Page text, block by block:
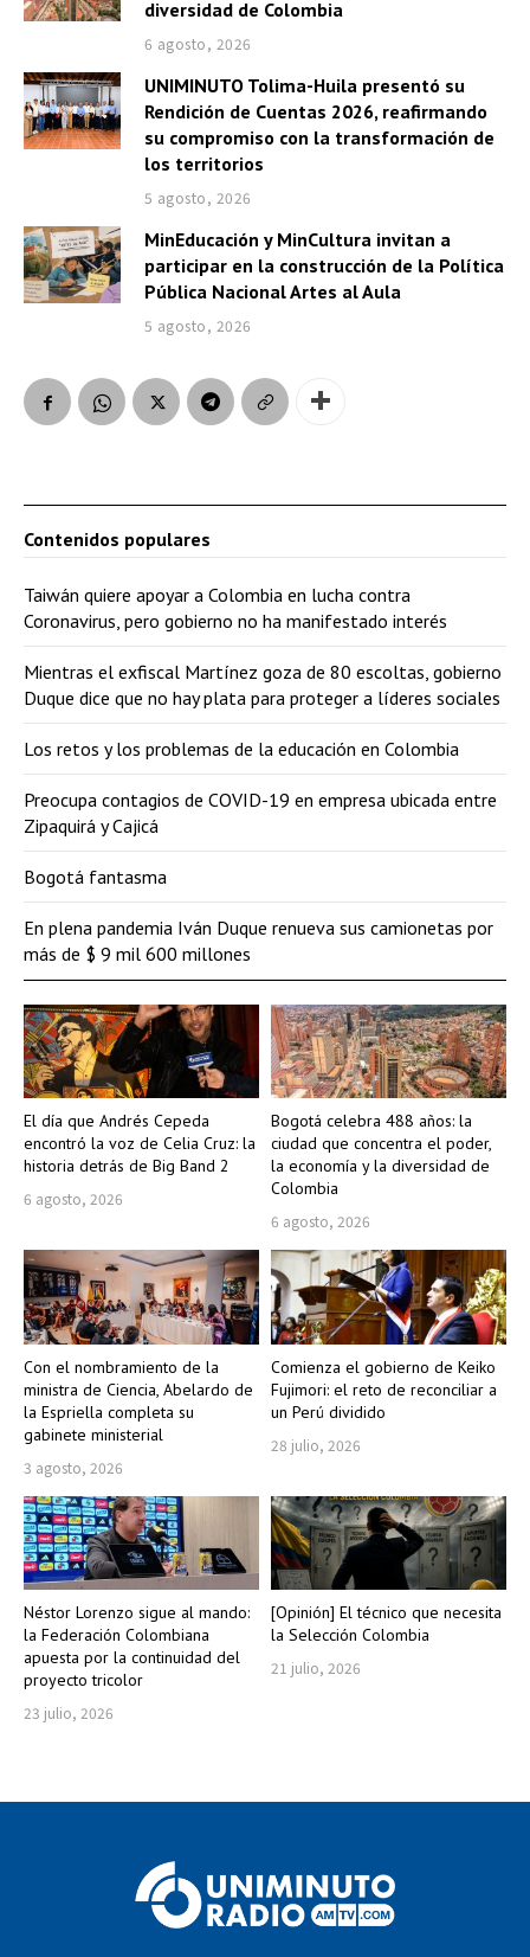
diversidad de Colombia
6 agosto, 2026
UNIMINUTO Tolima-Huila presentó su
Rendición de Cuentas 2026, reafirmando
su compromiso con la transformación de
los territorios
5 agosto, 2026
MinEducación y MinCultura invitan a
participar en la construcción de la Política
Pública Nacional Artes al Aula
5 agosto, 2026
El día que Andrés Cepeda
encontró la voz de Celia Cruz: la
historia detrás de Big Band 2
6 agosto, 2026
Bogotá celebra 488 años: la
ciudad que concentra el poder,
la economía y la diversidad de
Colombia
6 agosto, 2026
Con el nombramiento de la
ministra de Ciencia, Abelardo de
la Espriella completa su
gabinete ministerial
3 agosto, 2026
Comienza el gobierno de Keiko
Fujimori: el reto de reconciliar a
un Perú dividido
28 julio, 2026
Néstor Lorenzo sigue al mando:
la Federación Colombiana
apuesta por la continuidad del
proyecto tricolor
23 julio, 2026
[Opinión] El técnico que necesita
la Selección Colombia
21 julio, 2026
Contenidos populares
Taiwán quiere apoyar a Colombia en lucha contra
Coronavirus, pero gobierno no ha manifestado interés
Mientras el exfiscal Martínez goza de 80 escoltas, gobierno
Duque dice que no hay plata para proteger a líderes sociales
Los retos y los problemas de la educación en Colombia
Preocupa contagios de COVID-19 en empresa ubicada entre
Zipaquirá y Cajicá
Bogotá fantasma
En plena pandemia Iván Duque renueva sus camionetas por
más de $ 9 mil 600 millones